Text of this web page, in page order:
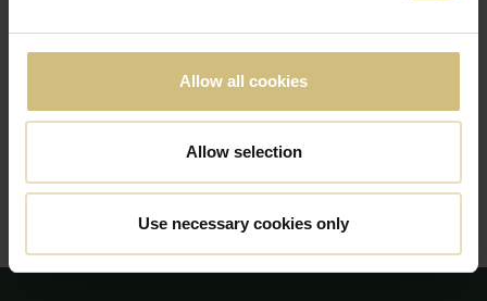
Allow all cookies
Allow selection
Use necessary cookies only